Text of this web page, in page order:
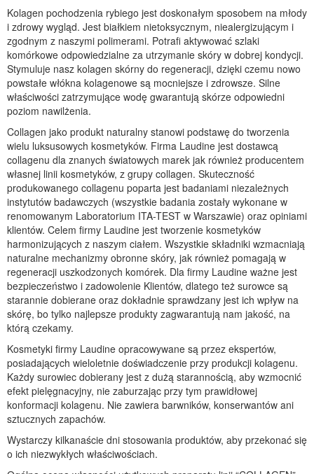
Kolagen pochodzenia rybiego jest doskonałym sposobem na młody
i zdrowy wygląd. Jest białkiem nietoksycznym, niealergizującym i
zgodnym z naszymi polimerami. Potrafi aktywować szlaki
komórkowe odpowiedzialne za utrzymanie skóry w dobrej kondycji.
Stymuluje nasz kolagen skórny do regeneracji, dzięki czemu nowo
powstałe włókna kolagenowe są mocniejsze i zdrowsze. Silne
właściwości zatrzymujące wodę gwarantują skórze odpowiedni
poziom nawilżenia.
Collagen jako produkt naturalny stanowi podstawę do tworzenia
wielu luksusowych kosmetyków. Firma Laudine jest dostawcą
collagenu dla znanych światowych marek jak również producentem
własnej linii kosmetyków, z grupy collagen. Skuteczność
produkowanego collagenu poparta jest badaniami niezależnych
instytutów badawczych (wszystkie badania zostały wykonane w
renomowanym Laboratorium ITA-TEST w Warszawie) oraz opiniami
klientów. Celem firmy Laudine jest tworzenie kosmetyków
harmonizujących z naszym ciałem. Wszystkie składniki wzmacniają
naturalne mechanizmy obronne skóry, jak również pomagają w
regeneracji uszkodzonych komórek. Dla firmy Laudine ważne jest
bezpieczeństwo i zadowolenie Klientów, dlatego też surowce są
starannie dobierane oraz dokładnie sprawdzany jest ich wpływ na
skórę, bo tylko najlepsze produkty zagwarantują nam jakość, na
którą czekamy.
Kosmetyki firmy Laudine opracowywane są przez ekspertów,
posiadających wieloletnie doświadczenie przy produkcji kolagenu.
Każdy surowiec dobierany jest z dużą starannością, aby wzmocnić
efekt pielęgnacyjny, nie zaburzając przy tym prawidłowej
konformacji kolagenu. Nie zawiera barwników, konserwantów ani
sztucznych zapachów.
Wystarczy kilkanaście dni stosowania produktów, aby przekonać się
o ich niezwykłych właściwościach.